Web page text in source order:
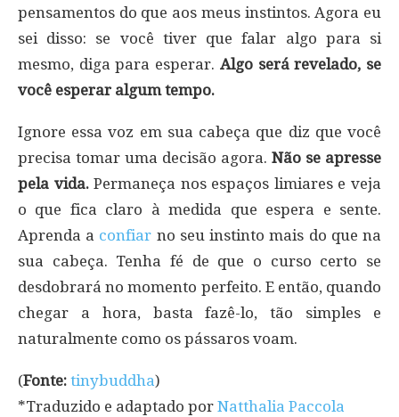
pensamentos do que aos meus instintos. Agora eu
sei disso: se você tiver que falar algo para si
mesmo, diga para esperar. Algo será revelado, se
você esperar algum tempo.
Ignore essa voz em sua cabeça que diz que você
precisa tomar uma decisão agora. Não se apresse
pela vida.Permaneça nos espaços limiares e veja
o que fica claro à medida que espera e sente.
Aprenda a confiar no seu instinto mais do que na
sua cabeça. Tenha fé de que o curso certo se
desdobrará no momento perfeito. E então, quando
chegar a hora, basta fazê-lo, tão simples e
naturalmente como os pássaros voam.
(Fonte: tinybuddha)
*Traduzido e adaptado por Natthalia Paccola